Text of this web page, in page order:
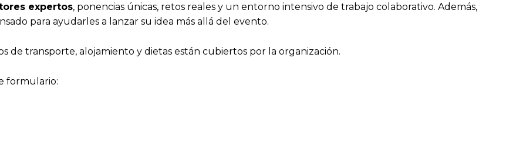
expertos, ponencias únicas, retos reales y un entorno intensivo de trabajo colaborativo. Además,
para ayudarles a lanzar su idea más allá del evento.
de transporte, alojamiento y dietas están cubiertos por la organización.
formulario: